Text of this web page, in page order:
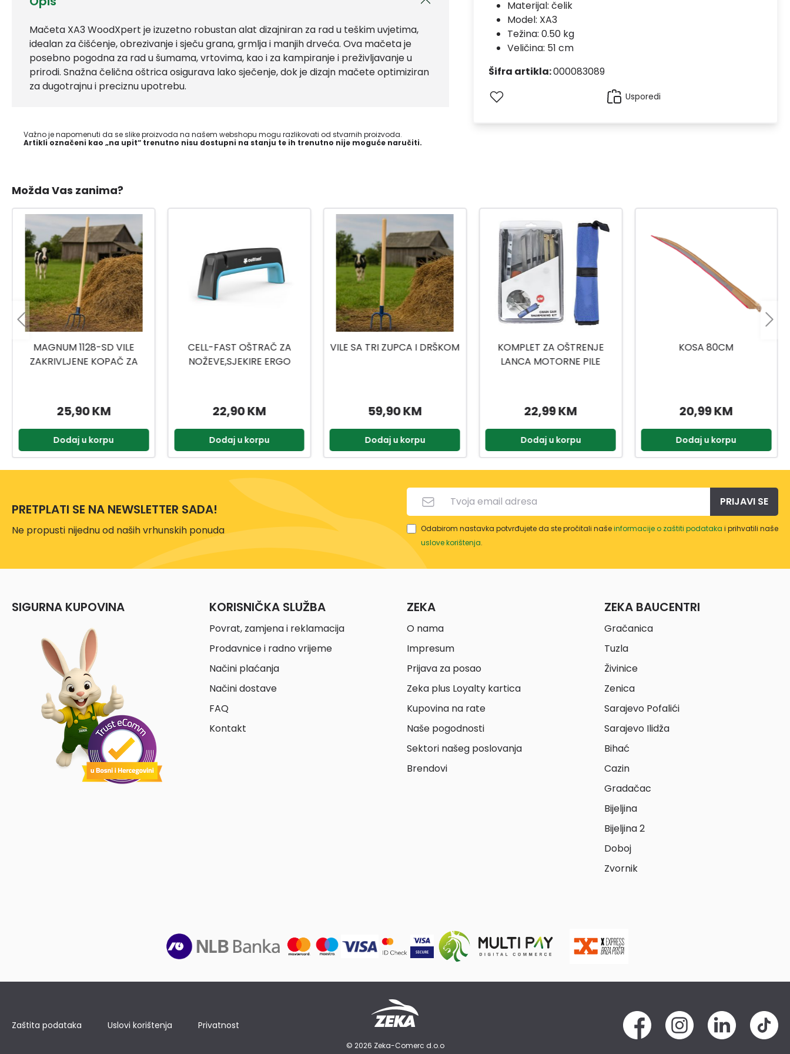
Mačeta XA3 WoodXpert je izuzetno robustan alat dizajniran za rad u teškim uvjetima,
idealan za čišćenje, obrezivanje i sječu grana, grmlja i manjih drveća. Ova mačeta je
posebno pogodna za rad u šumama, vrtovima, kao i za kampiranje i preživljavanje u
prirodi. Snažna čelična oštrica osigurava lako sječenje, dok je dizajn mačete optimiziran
za dugotrajnu i preciznu upotrebu.
Važno je napomenuti da se slike proizvoda na našem webshopu mogu razlikovati od stvarnih proizvoda.
Artikli označeni kao „na upit“ trenutno nisu dostupni na stanju te ih trenutno nije moguće naručiti.
Materijal: čelik
Model: XA3
Težina: 0.50 kg
Veličina: 51 cm
Šifra artikla:000083089
Usporedi
Možda Vas zanima?
CELL-FAST OŠTRAČ ZA
NOŽEVE,SJEKIRE ERGO
22,90 KM
Dodaj u korpu
VILE SA TRI ZUPCA I DRŠKOM
59,90 KM
Dodaj u korpu
KOMPLET ZA OŠTRENJE
22,99 KM
Dodaj u korpu
KOSA 80CM
20,99 KM
Dodaj u korpu
CELL-FAST SJEKIRA U600
64,99 KM
Dodaj u korpu
PRETPLATI SE NA NEWSLETTER SADA!
Ne propusti nijednu od naših vrhunskih ponuda
PRIJAVI SE
Odabirom nastavka potvrđujete da ste pročitali našeinformacije o zaštiti podataka i prihvatili naše
uslove korištenja.
SIGURNA KUPOVINA KORISNIČKA SLUŽBA
Povrat, zamjena i reklamacija
Prodavnice i radno vrijeme
Načini plaćanja
Načini dostave
FAQ
Kontakt
ZEKA
O nama
Impresum
Prijava za posao
Zeka plus Loyalty kartica
Kupovina na rate
Naše pogodnosti
Sektori našeg poslovanja
Brendovi
ZEKA BAUCENTRI
Gračanica
Tuzla
Živinice
Zenica
Sarajevo Pofalići
Sarajevo Ilidža
Bihać
Cazin
Gradačac
Bijeljina
Bijeljina 2
Doboj
Zvornik
Zaštita podataka Uslovi korištenja Privatnost
© 2026 Zeka-Comerc d.o.o